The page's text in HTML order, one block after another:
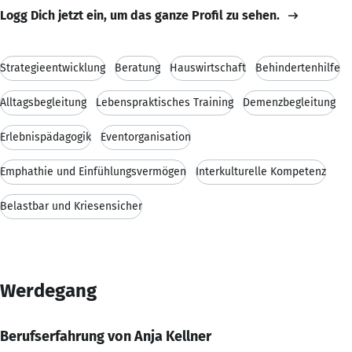
Logg Dich jetzt ein, um das ganze Profil zu sehen.
Strategieentwicklung Beratung Hauswirtschaft Behindertenhilfe
Alltagsbegleitung Lebenspraktisches Training Demenzbegleitung
Erlebnispädagogik Eventorganisation
Emphathie und Einfühlungsvermögen Interkulturelle Kompetenz
Belastbar und Kriesensicher
Werdegang
Berufserfahrung von Anja Kellner